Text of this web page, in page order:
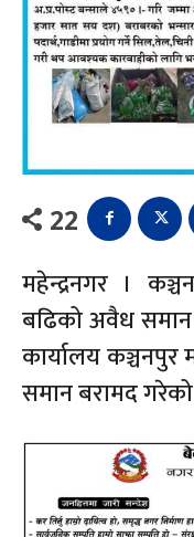
22
महेन्द्रनगर ।
बढिको अवैध समान
कार्यालय कञ्चनपुर
समान बरामद गरेको